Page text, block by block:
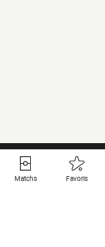
Matchs Favoris